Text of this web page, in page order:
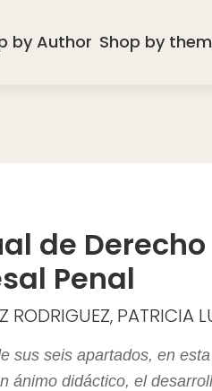
by Author Shop by
de Derecho
Penal
RODRIGUEZ, PATRICIA
sus seis apartados, en
ánimo didáctico, el